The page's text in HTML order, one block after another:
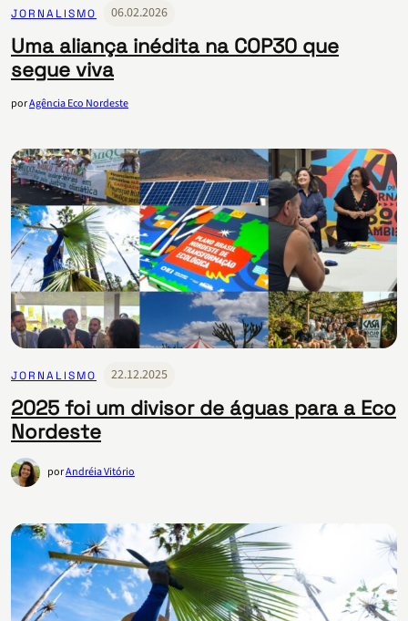
JORNALISMO 06.02.2026
Uma aliança inédita na COP30 que
segue viva
porAgência Eco Nordeste
JORNALISMO 22.12.2025
2025 foi um divisor de águas para a Eco
Nordeste
porAndréia Vitório